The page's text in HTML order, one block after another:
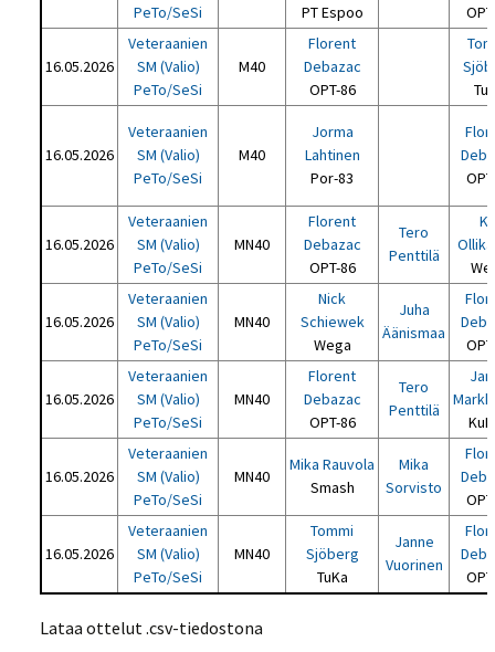
PeTo/SeSi
PT Espoo
16.05.2026
Veteraanien
SM (Valio)
PeTo/SeSi
M40
Florent
Debazac
OPT-86
16.05.2026
Veteraanien
SM (Valio)
PeTo/SeSi
M40
Jorma
Lahtinen
Por-83
16.05.2026
Veteraanien
SM (Valio)
PeTo/SeSi
MN40
Florent
Debazac
OPT-86
Tero
Penttilä
16.05.2026
Veteraanien
SM (Valio)
PeTo/SeSi
MN40
Nick
Schiewek
Wega
Juha
Äänismaa
16.05.2026
Veteraanien
SM (Valio)
PeTo/SeSi
MN40
Florent
Debazac
OPT-86
Tero
Penttilä
16.05.2026
Veteraanien
SM (Valio)
PeTo/SeSi
MN40
Mika Rauvola
Smash
Mika
Sorvisto
16.05.2026
Veteraanien
SM (Valio)
PeTo/SeSi
MN40
Tommi
Sjöberg
TuKa
Janne
Vuorinen
Lataa ottelut .csv-tiedostona